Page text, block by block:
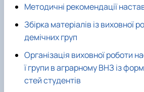
Методичні рекомендації
Збірка матеріалів із виховної
демічних груп
Організація виховної роботи
ї групи в аграрному ВНЗ із
стей студентів